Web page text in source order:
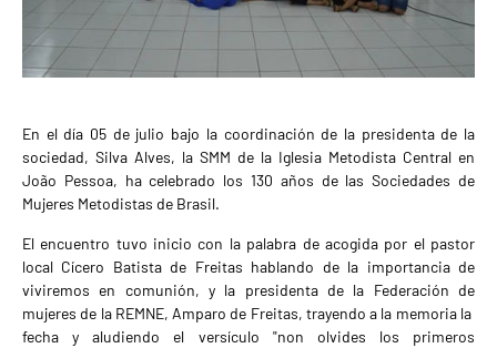
En el día 05 de julio bajo la coordinación de la presidenta de la
sociedad, Silva Alves, la SMM de la Iglesia Metodista Central en
João Pessoa, ha celebrado los 130 años de las Sociedades de
Mujeres Metodistas de Brasil.
El encuentro tuvo inicio con la palabra de acogida por el pastor
local Cícero Batista de Freitas hablando de la importancia de
viviremos en comunión, y la presidenta de la Federación de
mujeres de la REMNE, Amparo de Freitas, trayendo a la memoria la
fecha y aludiendo el versículo "non olvides los primeros